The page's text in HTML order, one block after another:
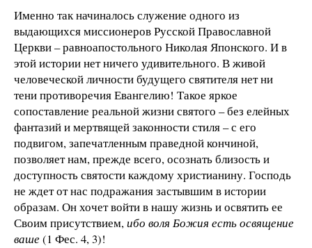
Именно так начиналось служение одного из
выдающихся миссионеров Русской Православной
Церкви – равноапостольного Николая Японского. И в
этой истории нет ничего удивительного. В живой
человеческой личности будущего святителя нет ни
тени противоречия Евангелию! Такое яркое
сопоставление реальной жизни святого – без елейных
фантазий и мертвящей законности стиля – с его
подвигом, запечатленным праведной кончиной,
позволяет нам, прежде всего, осознать близость и
доступность святости каждому христианину. Господь
не ждет от нас подражания застывшим в истории
образам. Он хочет войти в нашу жизнь и освятить ее
Своим присутствием,ибо воля Божия есть освящение
ваше(1 Фес. 4, 3)!